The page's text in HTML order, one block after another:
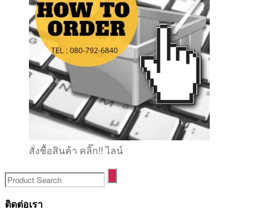
สั่งชื้อสินค้า คลิ๊ก!! ไลน์
ติดต่อเรา